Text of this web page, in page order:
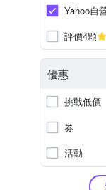
Yahoo自
評價4顆
優惠
挑戰低價
券
活動